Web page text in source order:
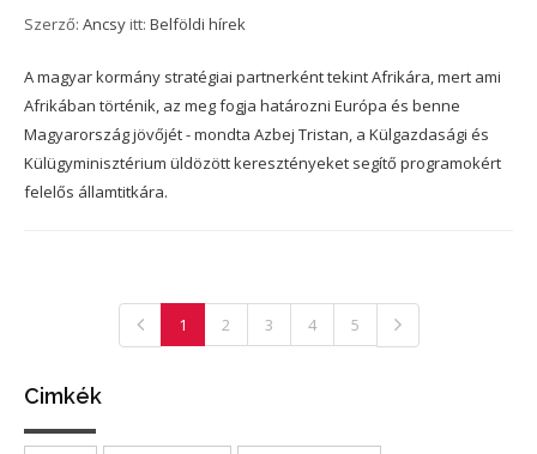
Szerző: Ancsy itt: Belföldi hírek
A magyar kormány stratégiai partnerként tekint Afrikára, mert ami
Afrikában történik, az meg fogja határozni Európa és benne
Magyarország jövőjét - mondta Azbej Tristan, a Külgazdasági és
Külügyminisztérium üldözött keresztényeket segítő programokért
felelős államtitkára.
1 2 3 4 5
Cimkék